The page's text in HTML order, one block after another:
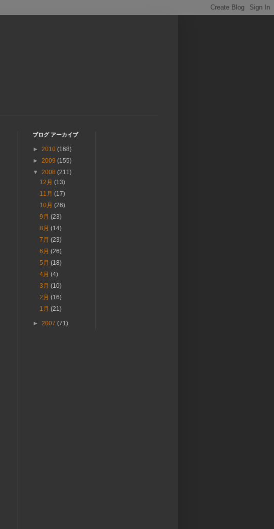
ブログ アーカイブ
► 2010 (168)
► 2009 (155)
▼ 2008 (211)
12月(13)
11月(17)
10月(26)
9月(23)
8月(14)
7月(23)
6月(26)
5月(18)
4月(4)
3月(10)
2月(16)
1月(21)
► 2007 (71)